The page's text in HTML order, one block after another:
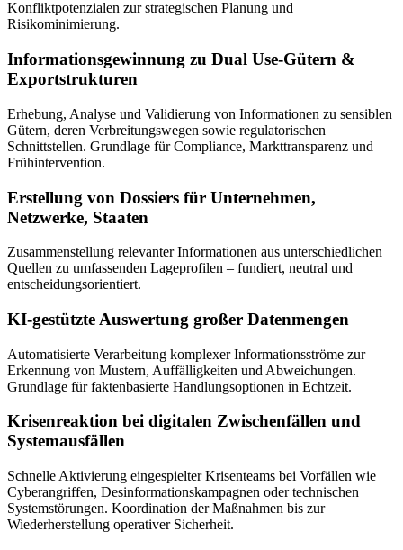
Konfliktpotenzialen zur strategischen Planung und
Risikominimierung.
Informationsgewinnung zu Dual Use-Gütern &
Exportstrukturen
Erhebung, Analyse und Validierung von Informationen zu sensiblen
Gütern, deren Verbreitungswegen sowie regulatorischen
Schnittstellen. Grundlage für Compliance, Markttransparenz und
Frühintervention.
Erstellung von Dossiers für Unternehmen,
Netzwerke, Staaten
Zusammenstellung relevanter Informationen aus unterschiedlichen
Quellen zu umfassenden Lageprofilen – fundiert, neutral und
entscheidungsorientiert.
KI-gestützte Auswertung großer Datenmengen
Automatisierte Verarbeitung komplexer Informationsströme zur
Erkennung von Mustern, Auffälligkeiten und Abweichungen.
Grundlage für faktenbasierte Handlungsoptionen in Echtzeit.
Krisenreaktion bei digitalen Zwischenfällen und
Systemausfällen
Schnelle Aktivierung eingespielter Krisenteams bei Vorfällen wie
Cyberangriffen, Desinformationskampagnen oder technischen
Systemstörungen. Koordination der Maßnahmen bis zur
Wiederherstellung operativer Sicherheit.